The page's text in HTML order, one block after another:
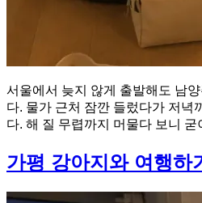
서울에서 늦지 않게 출발해도 남
다. 물가 근처 잠깐 들렀다가 저녁
다. 해 질 무렵까지 머물다 보니
가평 강아지와 여행하